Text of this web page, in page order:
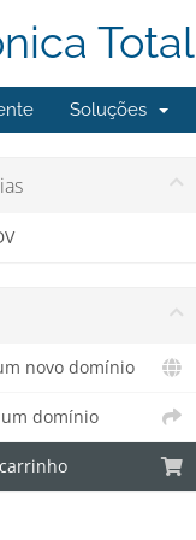
Total
Soluções
novo domínio
domínio